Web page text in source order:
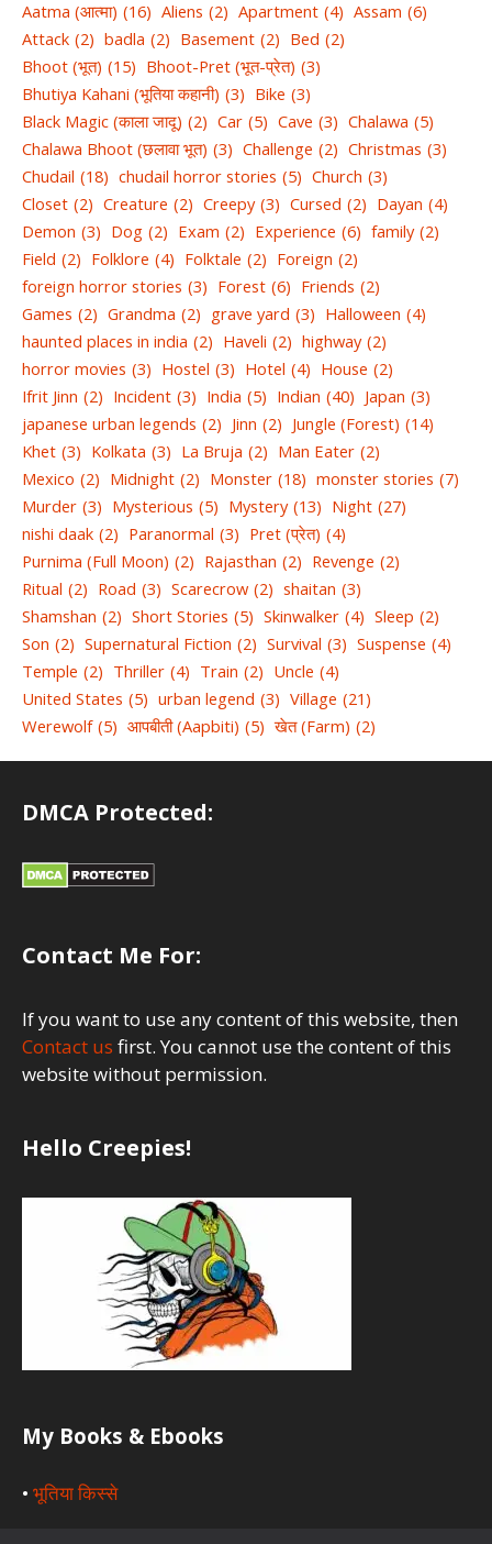
Aatma (आत्मा) (16) Aliens (2) Apartment (4) Assam (6)
Attack (2) badla (2) Basement (2) Bed (2)
Bhoot (भूत) (15) Bhoot-Pret (भूत-प्रेत) (3)
Bhutiya Kahani (भूतिया कहानी) (3) Bike (3)
Black Magic (काला जादू) (2) Car (5) Cave (3) Chalawa (5)
Chalawa Bhoot (छलावा भूत) (3) Challenge (2) Christmas (3)
Chudail (18) chudail horror stories (5) Church (3)
Closet (2) Creature (2) Creepy (3) Cursed (2) Dayan (4)
Demon (3) Dog (2) Exam (2) Experience (6) family (2)
Field (2) Folklore (4) Folktale (2) Foreign (2)
foreign horror stories (3) Forest (6) Friends (2)
Games (2) Grandma (2) grave yard (3) Halloween (4)
haunted places in india (2) Haveli (2) highway (2)
horror movies (3) Hostel (3) Hotel (4) House (2)
Ifrit Jinn (2) Incident (3) India (5) Indian (40) Japan (3)
japanese urban legends (2) Jinn (2) Jungle (Forest) (14)
Khet (3) Kolkata (3) La Bruja (2) Man Eater (2)
Mexico (2) Midnight (2) Monster (18) monster stories (7)
Murder (3) Mysterious (5) Mystery (13) Night (27)
nishi daak (2) Paranormal (3) Pret (प्रेत) (4)
Purnima (Full Moon) (2) Rajasthan (2) Revenge (2)
Ritual (2) Road (3) Scarecrow (2) shaitan (3)
Shamshan (2) Short Stories (5) Skinwalker (4) Sleep (2)
Son (2) Supernatural Fiction (2) Survival (3) Suspense (4)
Temple (2) Thriller (4) Train (2) Uncle (4)
United States (5) urban legend (3) Village (21)
Werewolf (5) आपबीती (Aapbiti) (5) खेत (Farm) (2)
DMCA Protected:
Contact Me For:
If you want to use any content of this website, then
Contact us first. You cannot use the content of this
website without permission.
Hello Creepies!
My Books & Ebooks
• भूतिया किस्से